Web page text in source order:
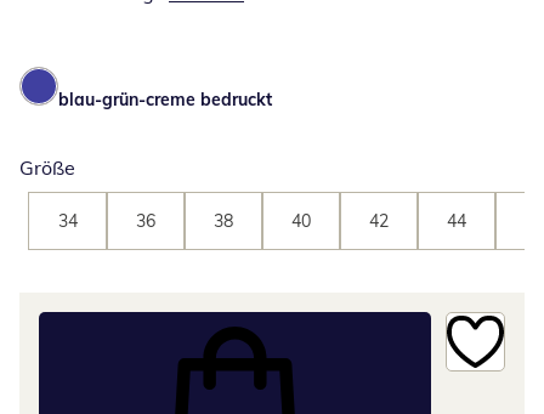
blau-grün-creme bedruckt
Größe
34 36 38 40 42 44